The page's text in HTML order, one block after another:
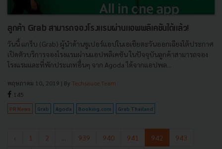
ลูกค้า Grab สามารถจองโรงแรมผ่านแอพพลิเคชันได้แล้ว!
วันนี้ แกร็บ (Grab) ผู้นำด้านซูเปอร์แอปในเอเชียตะวันออกเฉียงใต้ประกาศ
เปิดตัวบริการจองโรงแรมผ่านแอปพลิเคชัน ในปัจจุบันลูกค้าสามารถจอง
โรงแรมและที่พักประเภทอื่นๆ จาก Agoda ได้จากแอปพล...
พฤษภาคม 10, 2019 | By Techsauce Team
145
PR News Grab Agoda Booking.com Grab Thailand
‹ 1 2 939 940 941 942
943